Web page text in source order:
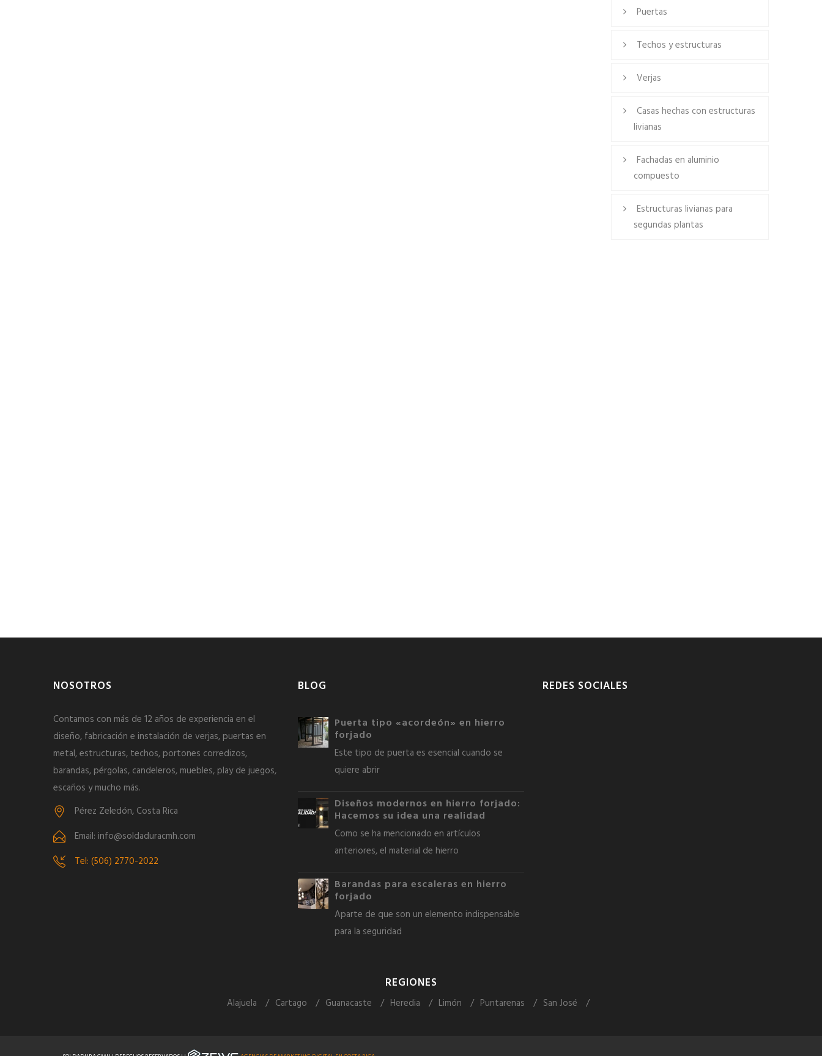
Puertas
Techos y estructuras
Verjas
Casas hechas con estructuras
livianas
Fachadas en aluminio
compuesto
Estructuras livianas para
segundas plantas
NOSOTROS
Contamos con más de 12 años de experiencia en el
diseño, fabricación e instalación de verjas, puertas en
metal, estructuras, techos, portones corredizos,
barandas, pérgolas, candeleros, muebles, play de juegos,
escaños y mucho más.
Pérez Zeledón, Costa Rica
Email: info@soldaduracmh.com
Tel: (506) 2770-2022
BLOG
Puerta tipo «acordeón» en hierro
forjado
Este tipo de puerta es esencial cuando se
quiere abrir
Diseños modernos en hierro forjado:
Hacemos su idea una realidad
Como se ha mencionado en artículos
anteriores, el material de hierro
Barandas para escaleras en hierro
forjado
Aparte de que son un elemento indispensable
para la seguridad
REDES SOCIALES
REGIONES
Alajuela Cartago Guanacaste Heredia Limón Puntarenas San José